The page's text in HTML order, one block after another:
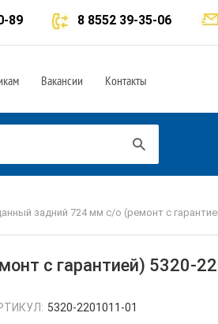
8 8552 39-35-06
89
Вакансии Контакты
задний 724 мм с/о (ремонт с
с гарантией) 5320-
5320-2201011-01